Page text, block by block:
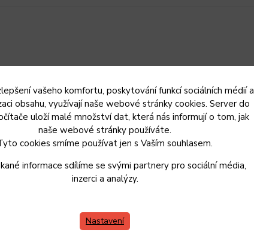
vašeho komfortu, poskytování funkcí sociálních médií a
obsahu, využívají naše webové stránky cookies. Server do
uloží malé množství dat, která nás informují o tom, jak
naše webové stránky používáte.
cookies smíme používat jen s Vaším souhlasem.
informace sdílíme se svými partnery pro sociální média,
inzerci a analýzy.
Nastavení
prodaných kusů používaných po desetiletí.
nezávadný, udrží teplý nebo studený až 2,5
šťávu.
povrch ochrání všechny nápoje před ztrátou
tělem džbánu zpomalí ztrátu teploty uloženého